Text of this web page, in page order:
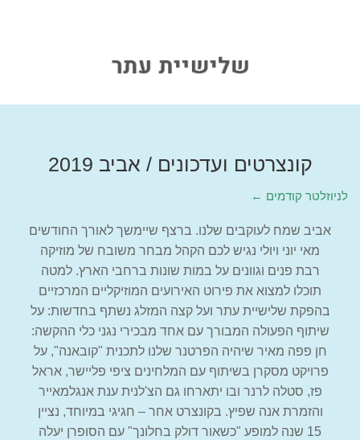
קונצרטים ועדכונים / אביב 2019
← לניוזלטר קודמים
אביב שמח לעוקבים שלנו. ברצף שיימשך לאורך החודשים
מאי יוני ויולי נגיש לכם הקהל מבחר משובח של מוזיקה
רבת פנים וגוונים על במות שונות ברחבי הארץ. למטה
תוכלו למצוא את פירוט האירועים המוזיקליים המרכזיים
בהפקת שלישיית עתר ועל קצה המזלג נשתף בחדשות: על
שיתוף הפעולה המבורך עם אחד מבכירי נגני כלי ההקשה:
חן פפה מאיר שיהיה הפרטנר שלנו לתכנית "קובאנה", על
פרויקט מסקרן בשיתוף עם המלחינים ציפי פליישר, אראל
פז, סטלה לרנר ובו יתארחו גם הצ'לנית ענת אנגלמאייר
והזמרת אנה שפיץ. בקונצרט אחר – חגיגי במיוחד, נציין
15 שנה למופע "כשאור דולק בחלונך" עם הסופרן יעלה